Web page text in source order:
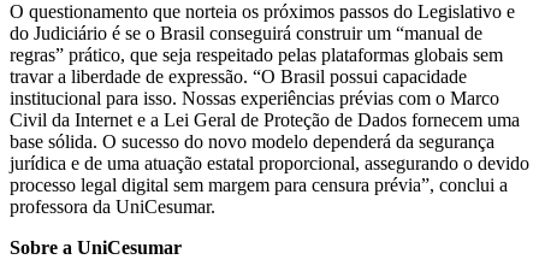
O questionamento que norteia os próximos passos do Legislativo e
do Judiciário é se o Brasil conseguirá construir um “manual de
regras” prático, que seja respeitado pelas plataformas globais sem
travar a liberdade de expressão. “O Brasil possui capacidade
institucional para isso. Nossas experiências prévias com o Marco
Civil da Internet e a Lei Geral de Proteção de Dados fornecem uma
base sólida. O sucesso do novo modelo dependerá da segurança
jurídica e de uma atuação estatal proporcional, assegurando o devido
processo legal digital sem margem para censura prévia”, conclui a
professora da UniCesumar.
Sobre a UniCesumar